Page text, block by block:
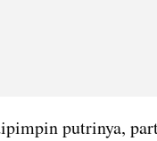
putrinya,